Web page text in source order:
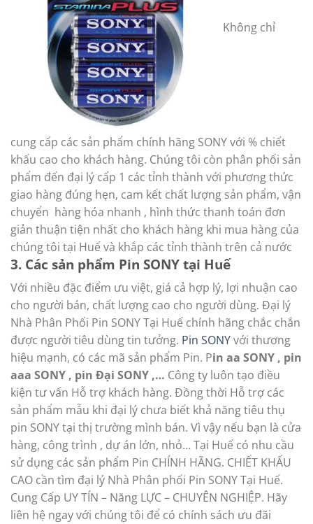
Không chỉ
cung cấp các sản phẩm chính hãng SONY với % chiết
khấu cao cho khách hàng. Chúng tôi còn phân phối sản
phẩm đến đại lý cấp 1 các tỉnh thành với phương thức
giao hàng đúng hẹn, cam kết chất lượng sản phẩm, vận
chuyển hàng hóa nhanh , hình thức thanh toán đơn
giản thuận tiện nhất cho khách hàng khi mua hàng của
chúng tôi tại Huế và khắp các tỉnh thành trên cả nước
3. Các sản phẩm Pin SONY tại Huế
Với nhiều đặc điểm ưu việt, giá cả hợp lý, lợi nhuận cao
cho người bán, chất lượng cao cho người dùng. Đại lý
Nhà Phân Phối Pin SONY Tại Huế chính hãng chắc chắn
được người tiêu dùng tin tưởng. Pin SONYvới thương
hiệu mạnh, có các mã sản phẩm Pin. Pin aa SONY , pin
aaa SONY , pin Đại SONY ,… Công ty luôn tạo điều
kiện tư vấn Hỗ trợ khách hàng. Đồng thời Hỗ trợ các
sản phẩm mẫu khi đại lý chưa biết khả năng tiêu thụ
pin SONY tại thị trường mình bán. Vì vậy nếu bạn là cửa
hàng, công trình , dự án lớn, nhỏ… Tại Huế có nhu cầu
sử dụng các sản phẩm Pin CHÍNH HÃNG. CHIẾT KHẤU
CAO cần tìm đại lý Nhà Phân phối Pin SONY Tại Huế.
Cung Cấp UY TÍN – Năng LỰC – CHUYÊN NGHIỆP. Hãy
liên hệ ngay với chúng tôi để có chính sách ưu đãi